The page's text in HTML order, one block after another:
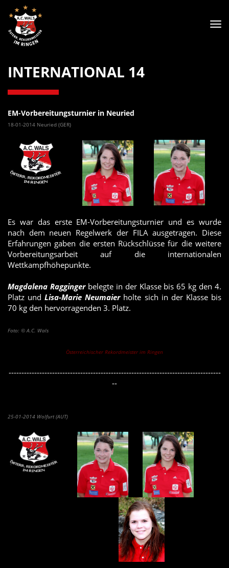
INTERNATIONAL 14
EM-Vorbereitungsturnier in Neuried
18-01-2014 Neuried (GER)
Es war das erste EM-Vorbereitungsturnier und es wurde
nach dem neuen Regelwerk der FILA ausgetragen. Diese
Erfahrungen gaben die ersten Rückschlüsse für die weitere
Vorbereitungsarbeit auf die internationalen
Wettkampfhöhepunkte.
Magdalena Raggingerbelegte in der Klasse bis 65 kg den 4.
Platz undLisa-Marie Neumaierholte sich in der Klasse bis
70 kg den hervorragenden 3. Platz.
Foto: © A.C. Wals
Österreichischer Rekordmeister im Ringen
-----------------------------------------------------------------------------------
--
25-01-2014 Wolfurt (AUT)